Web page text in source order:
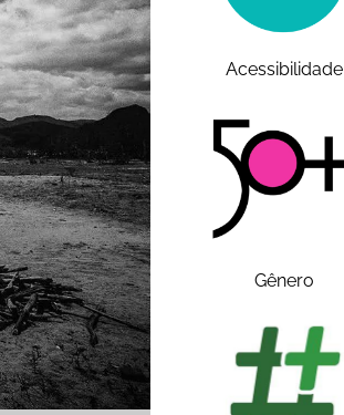
Acessibilidade
Gênero